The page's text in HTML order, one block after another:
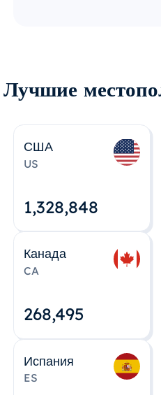
Лучшие
США
US
1,328,848
Канада
CA
268,495
Испания
ES